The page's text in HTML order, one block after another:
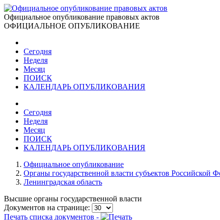
Официальное опубликование правовых актов
ОФИЦИАЛЬНОЕ ОПУБЛИКОВАНИЕ
Сегодня
Неделя
Месяц
ПОИСК
КАЛЕНДАРЬ ОПУБЛИКОВАНИЯ
Сегодня
Неделя
Месяц
ПОИСК
КАЛЕНДАРЬ ОПУБЛИКОВАНИЯ
Официальное опубликование
Органы государственной власти субъектов Российской
Ленинградская область
Высшие органы государственной власти
Документов на странице:
Печать списка документов -